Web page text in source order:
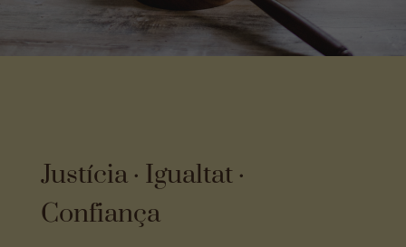
Justícia · Igualtat ·
Confiança